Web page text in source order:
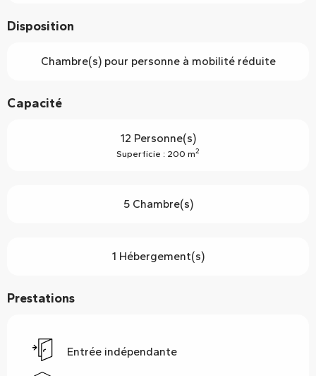
Disposition
Chambre(s) pour personne à mobilité réduite
Capacité
12 Personne(s)
Superficie : 200 m2
5 Chambre(s)
1 Hébergement(s)
Prestations
Entrée indépendante